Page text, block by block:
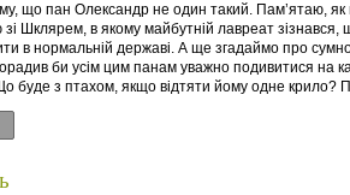
що пан Олександр не один такий. Пам’ятаю, як
зі Шклярем, в якому майбутній лавреат зізнався,
в нормальній державі. А ще згадаймо про
би усім цим панам уважно подивитися на
буде з птахом, якщо відтяти йому одне крило?